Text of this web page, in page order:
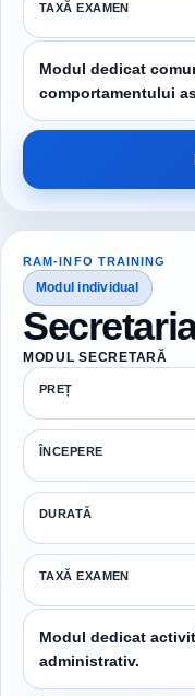
TAXĂ EXAMEN
Modul dedicat
comportamentului
RAM-INFO TRAINING
Modul individual
MODUL SECRETARĂ
PREȚ
ÎNCEPERE
DURATĂ
TAXĂ EXAMEN
Modul dedicat
administrativ.